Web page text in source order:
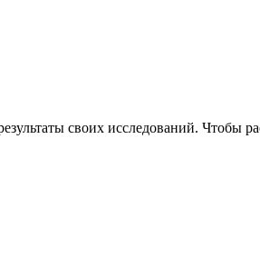
своих исследований. Чтобы